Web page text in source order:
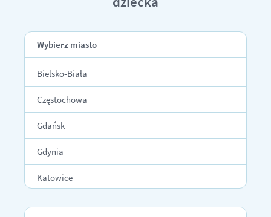
Wybierz miasto
Bielsko-Biała
Częstochowa
Gdańsk
Gdynia
Katowice